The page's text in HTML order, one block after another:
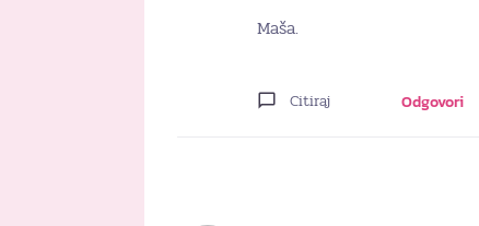
Maša.
Citiraj Odgovori